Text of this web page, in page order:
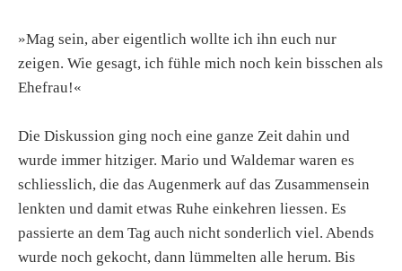
»Mag sein, aber eigentlich wollte ich ihn euch nur
zeigen. Wie gesagt, ich fühle mich noch kein bisschen als
Ehefrau!«
Die Diskussion ging noch eine ganze Zeit dahin und
wurde immer hitziger. Mario und Waldemar waren es
schliesslich, die das Augenmerk auf das Zusammensein
lenkten und damit etwas Ruhe einkehren liessen. Es
passierte an dem Tag auch nicht sonderlich viel. Abends
wurde noch gekocht, dann lümmelten alle herum. Bis